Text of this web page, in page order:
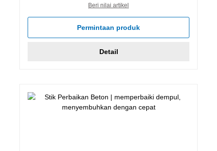
Beri nilai artikel
Permintaan produk
Detail